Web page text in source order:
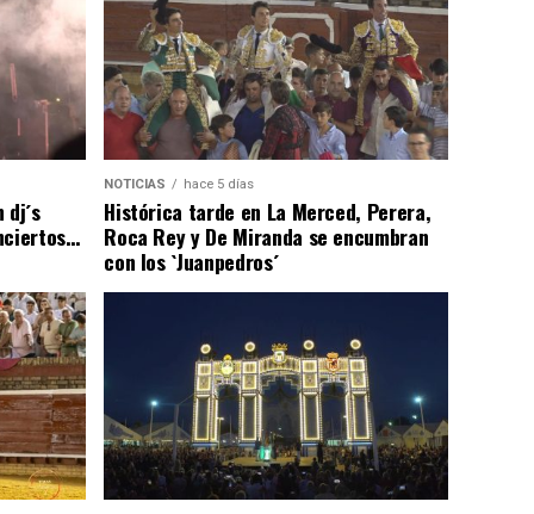
NOTICIAS hace 5 días
Histórica tarde en La Merced, Perera,
Roca Rey y De Miranda se encumbran
con los `Juanpedros´